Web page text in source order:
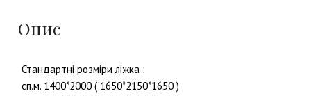
Опис
Стандартні розміри ліжка :
сп.м. 1400*2000 ( 1650*2150*1650 )